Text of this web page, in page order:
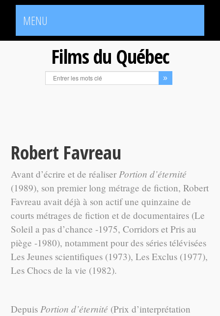
MENU
Films du Québec
Robert Favreau
Avant d’écrire et de réaliserPortion d’éternité
(1989), son premier long métrage de fiction, Robert
Favreau avait déjà à son actif une quinzaine de
courts métrages de fiction et de documentaires (Le
Soleil a pas d’chance -1975, Corridors et Pris au
piège -1980), notamment pour des séries télévisées
Les Jeunes scientifiques (1973), Les Exclus (1977),
Les Chocs de la vie (1982).
DepuisPortion d’éternité (Prix d’interprétation